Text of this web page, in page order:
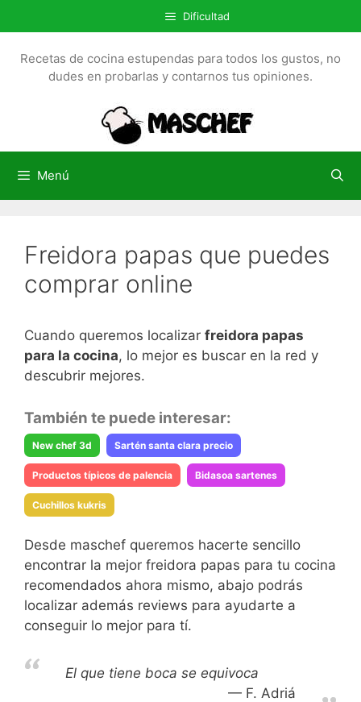
a
l
Dificultad
Recetas de cocina estupendas para todos los gustos, no
dudes en probarlas y contarnos tus opiniones.
Menú
Freidora papas que puedes
comprar online
Cuando queremos localizar freidora papas
para la cocina, lo mejor es buscar en la red y
descubrir mejores.
También te puede interesar:
New chef 3d Sartén santa clara precio
Productos típicos de palencia Bidasoa sartenes
Cuchillos kukris
Desde maschef queremos hacerte sencillo
encontrar la mejor freidora papas para tu cocina
recomendados ahora mismo, abajo podrás
localizar además reviews para ayudarte a
conseguir lo mejor para tí.
El que tiene boca se equivoca
F. Adriá